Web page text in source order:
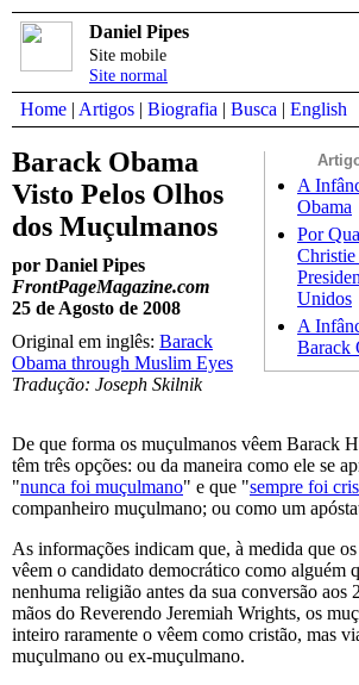
Daniel Pipes
Site mobile
Site normal
Home | Artigos | Biografia | Busca | English
A
Obama
Por
Christie
Unidos
A
Barack
Barack Obama
Visto Pelos Olhos
dos Muçulmanos
por Daniel Pipes
FrontPageMagazine.com
25 de Agosto de 2008
Original em inglês: Barack
Obama through Muslim Eyes
Tradução: Joseph Skilnik
De que forma os muçulmanos vêem Barack
têm três opções: ou da maneira como ele se
"nunca foi muçulmano" e que "sempre foi
companheiro muçulmano; ou como um
As informações indicam que, à medida que
vêem o candidato democrático como alguém
nenhuma religião antes da sua conversão aos
mãos do Reverendo Jeremiah Wrights, os
inteiro raramente o vêem como cristão, mas
muçulmano ou ex-muçulmano.